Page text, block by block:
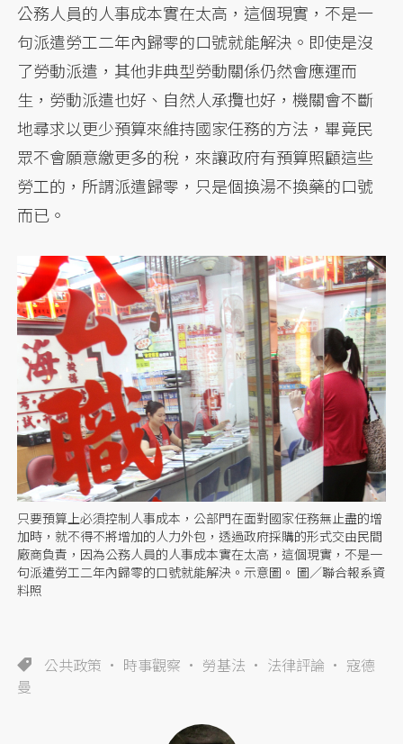
公務人員的人事成本實在太高，這個現實，不是一
句派遣勞工二年內歸零的口號就能解決。即使是沒
了勞動派遣，其他非典型勞動關係仍然會應運而
生，勞動派遣也好、自然人承攬也好，機關會不斷
地尋求以更少預算來維持國家任務的方法，畢竟民
眾不會願意繳更多的稅，來讓政府有預算照顧這些
勞工的，所謂派遣歸零，只是個換湯不換藥的口號
而已。
只要預算上必須控制人事成本，公部門在面對國家任務無止盡的增
加時，就不得不將增加的人力外包，透過政府採購的形式交由民間
廠商負責，因為公務人員的人事成本實在太高，這個現實，不是一
句派遣勞工二年內歸零的口號就能解決。示意圖。 圖／聯合報系資
料照
公共政策 時事觀察 勞基法 法律評論
寇德
曼